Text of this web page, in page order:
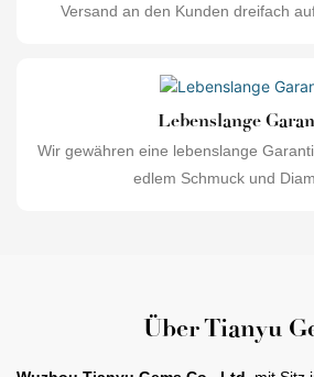
Versand an den Kunden dreifach
Lebenslange
Wir gewähren eine lebenslange
edlem Schmuck und
Über Tianyu